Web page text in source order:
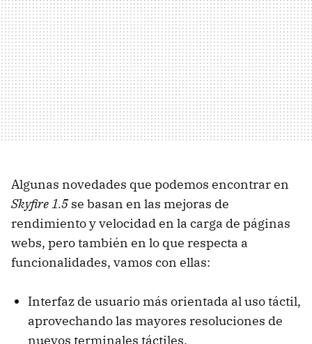
Algunas novedades que podemos encontrar en
Skyfire 1.5 se basan en las mejoras de
rendimiento y velocidad en la carga de páginas
webs, pero también en lo que respecta a
funcionalidades, vamos con ellas:
Interfaz de usuario más orientada al uso táctil,
aprovechando las mayores resoluciones de
nuevos terminales táctiles.